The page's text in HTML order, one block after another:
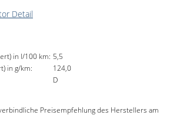
in l/100 km: 5,5
in g/km:
124,0
D
Preisempfehlung des Herstellers am